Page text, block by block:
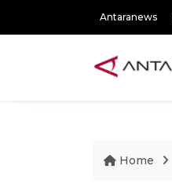
Antaranews
Home